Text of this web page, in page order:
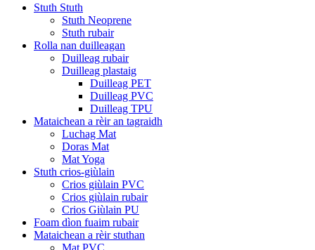
Stuth Stuth
Stuth Neoprene
Stuth rubair
Rolla nan duilleagan
Duilleag rubair
Duilleag plastaig
Duilleag PET
Duilleag PVC
Duilleag TPU
Mataichean a rèir an tagraidh
Luchag Mat
Doras Mat
Mat Yoga
Stuth crios-giùlain
Crios giùlain PVC
Crios giùlain rubair
Crios Giùlain PU
Foam dìon fuaim rubair
Mataichean a rèir stuthan
Mat PVC